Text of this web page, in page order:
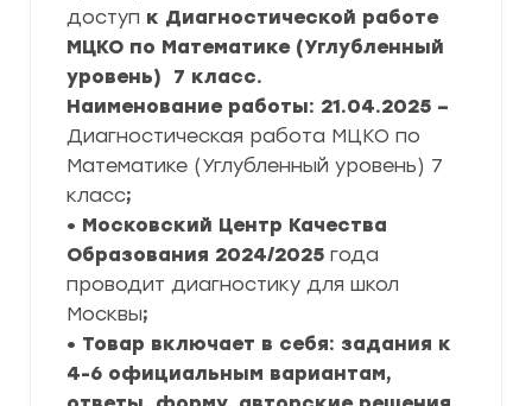
доступ к Диагностической работе
МЦКО по Математике (Углубленный
уровень) 7 класс.
Наименование работы: 21.04.2025 –
Диагностическая работа МЦКО по
Математике (Углубленный уровень) 7
класс;
• Московский Центр Качества
Образования 2024/2025 года
проводит диагностику для школ
Москвы;
• Товар включает в себя: задания к
4-6 официальным вариантам,